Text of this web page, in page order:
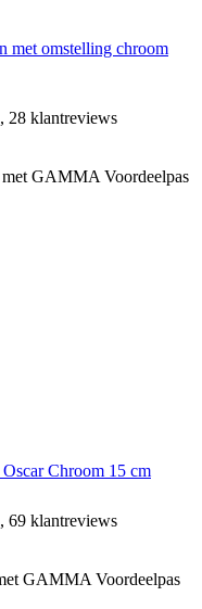
met omstelling chroom
28 klantreviews
GAMMA Voordeelpas
Chroom 15 cm
69 klantreviews
GAMMA Voordeelpas